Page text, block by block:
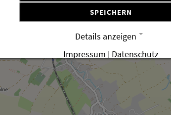
SPEICHERN
Details anzeigen
Impressum | Datenschutz